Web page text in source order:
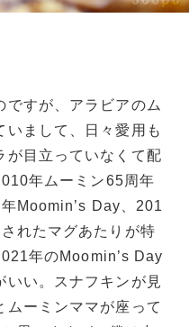
ですが、アラビアのム
いまして、日々愛用も
が目立っていなくて配
年ムーミン65周年
年Moomin’s Day、201
れたマグあたりが特
年のMoomin’s Day
いい。スナフキンが見
ムーミンママが座って